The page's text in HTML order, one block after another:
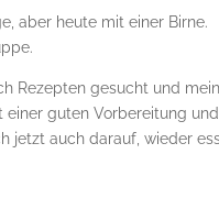
aber heute mit einer Birne.
Rezepten gesucht und
einer guten Vorbereitung und
jetzt auch darauf, wieder